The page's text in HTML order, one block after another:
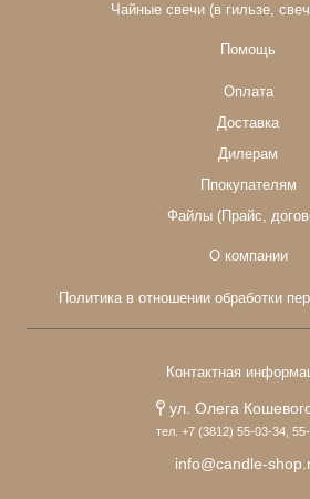
Чайные свечи (в гильзе,
Помощь
Оплата
Доставка
Дилерам
Ппокупателям
Файлы (Прайс,
О компании
Политика в отношении обработки
Контактная
ул. Олега
тел. +7 (3812) 55-03-34,
info@candle-